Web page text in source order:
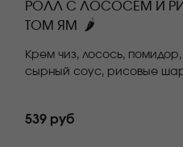
РОЛЛ С ЛОСОСЕМ И
ТОМ ЯМ
🌶
Крем чиз, лосось,
сырный соус, рисовые
васаби и соевый соус. Они
заказа. *Внешний вид
539 руб